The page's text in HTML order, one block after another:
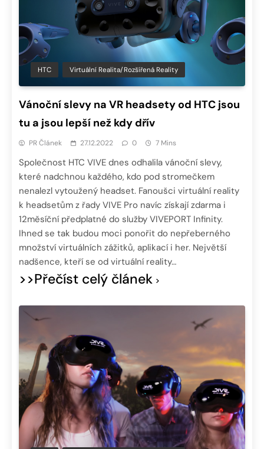
HTC Virtuální Realita/Rozšířená Reality
Vánoční slevy na VR headsety od HTC jsou
tu a jsou lepší než kdy dřív
PR Článek 27.12.2022 0 7 Mins
Společnost HTC VIVE dnes odhalila vánoční slevy,
které nadchnou každého, kdo pod stromečkem
nenalezl vytoužený headset. Fanoušci virtuální reality
k headsetům z řady VIVE Pro navíc získají zdarma i
12měsíční předplatné do služby VIVEPORT Infinity.
Ihned se tak budou moci ponořit do nepřeberného
množství virtuálních zážitků, aplikací i her. Největší
nadšence, kteří se od virtuální reality…
>>Přečíst celý článek